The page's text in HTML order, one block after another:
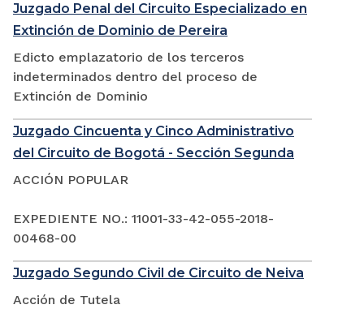
Juzgado Penal del Circuito Especializado en
Extinción de Dominio de Pereira
Edicto emplazatorio de los terceros
indeterminados dentro del proceso de
Extinción de Dominio
Juzgado Cincuenta y Cinco Administrativo
del Circuito de Bogotá - Sección Segunda
ACCIÓN POPULAR
EXPEDIENTE NO.: 11001-33-42-055-2018-
00468-00
Juzgado Segundo Civil de Circuito de Neiva
Acción de Tutela